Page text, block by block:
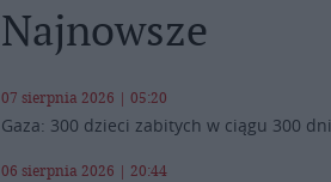
Najnowsze
07 sierpnia 2026 | 05:20
Gaza: 300 dzieci zabitych w ciągu 300 dni
06 sierpnia 2026 | 20:44